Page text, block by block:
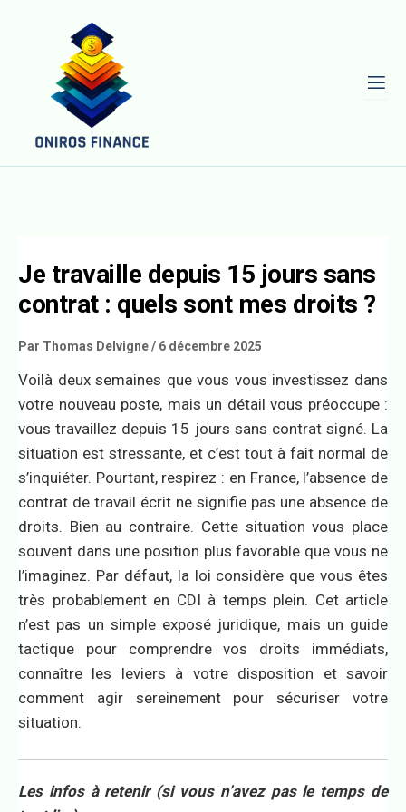
Je travaille depuis 15 jours sans
contrat : quels sont mes droits ?
Par Thomas Delvigne/ 6 décembre 2025
Voilà deux semaines que vous vous investissez dans
votre nouveau poste, mais un détail vous préoccupe :
vous travaillez depuis 15 jours sans contrat signé. La
situation est stressante, et c’est tout à fait normal de
s’inquiéter. Pourtant, respirez : en France, l’absence de
contrat de travail écrit ne signifie pas une absence de
droits. Bien au contraire. Cette situation vous place
souvent dans une position plus favorable que vous ne
l’imaginez. Par défaut, la loi considère que vous êtes
très probablement en CDI à temps plein. Cet article
n’est pas un simple exposé juridique, mais un guide
tactique pour comprendre vos droits immédiats,
connaître les leviers à votre disposition et savoir
comment agir sereinement pour sécuriser votre
situation.
Les infos à retenir (si vous n’avez pas le temps de